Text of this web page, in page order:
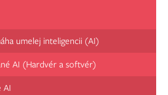
umelej inteligencii (AI)
AI (Hardvér a softvér)
AI